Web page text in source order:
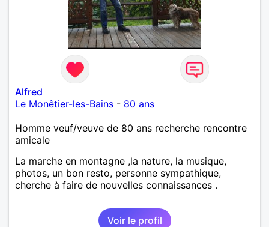
Alfred
Le Monêtier-les-Bains - 80 ans
Homme veuf/veuve de 80 ans recherche rencontre
amicale
La marche en montagne ,la nature, la musique,
photos, un bon resto, personne sympathique,
cherche à faire de nouvelles connaissances .
Voir le profil